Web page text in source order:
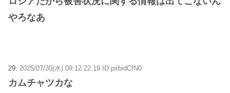
やろなあ
29: 2025/07/30(水) 09:12:22.19 ID:pxbidCfN0
カムチャツカな